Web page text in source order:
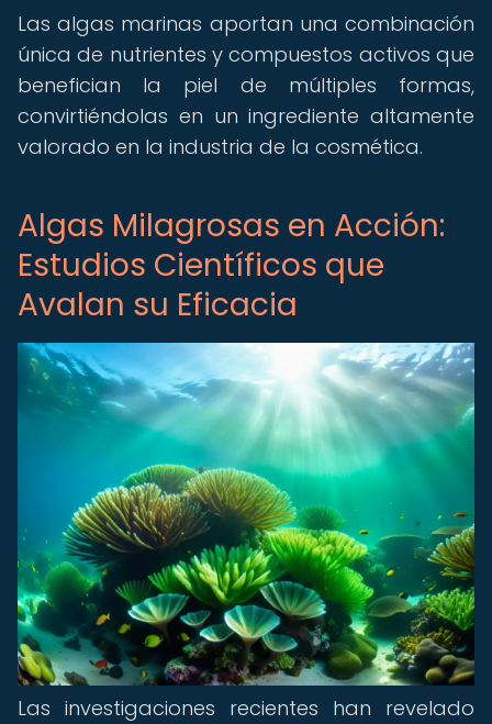
Las algas marinas aportan una combinación
única de nutrientes y compuestos activos que
benefician la piel de múltiples formas,
convirtiéndolas en un ingrediente altamente
valorado en la industria de la cosmética.
Algas Milagrosas en Acción:
Estudios Científicos que
Avalan su Eficacia
Las investigaciones recientes han revelado